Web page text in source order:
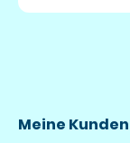
Meine